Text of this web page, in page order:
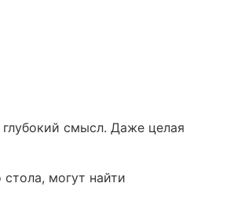
смысл. Даже целая
могут найти